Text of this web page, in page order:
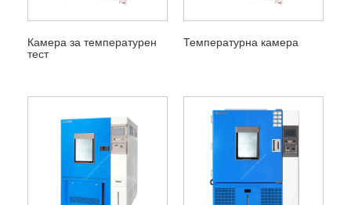
Камера за температурен
тест
Температурна камера